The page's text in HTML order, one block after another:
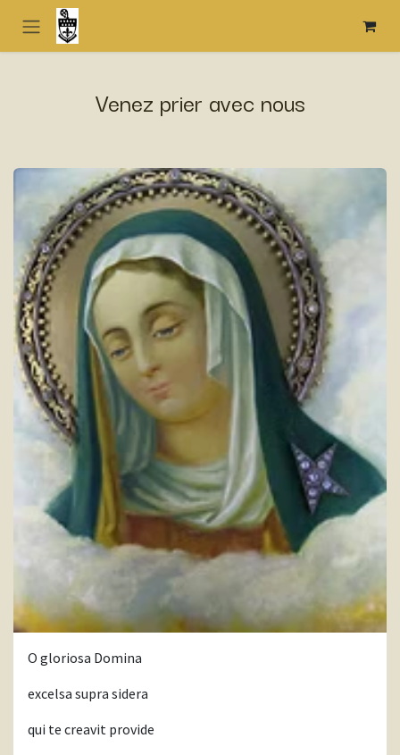
Se rendre au contenu
Venez prier avec nous
O gloriosa Domina
excelsa supra sidera
qui te creavit provide